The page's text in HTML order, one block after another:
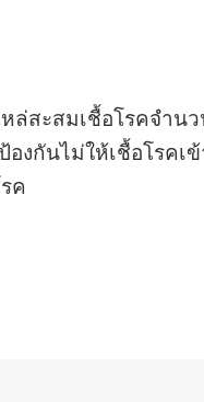
ล่สะสมเชื้อโรคจำน
งกันไม่ให้เชื้อโรคเ
ค
อสะสมเชื้อโรค